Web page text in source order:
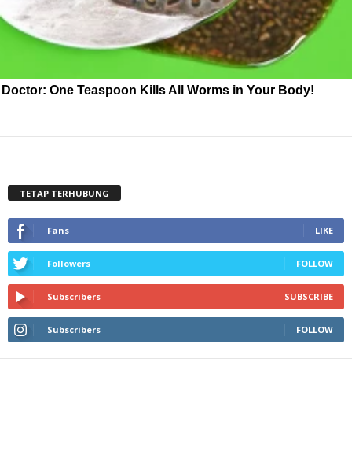
Doctor: One Teaspoon Kills All Worms in Your Body!
TETAP TERHUBUNG
Fans LIKE
Followers FOLLOW
Subscribers SUBSCRIBE
Subscribers FOLLOW